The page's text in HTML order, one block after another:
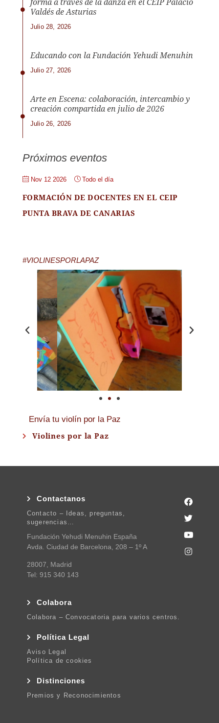
forma a través de la danza en el CEIP Palacio
Valdés de Asturias
Julio 28, 2026
Educando con la Fundación Yehudi Menuhin
Julio 27, 2026
Arte en Escena: colaboración, intercambio y
creación compartida en julio de 2026
Julio 26, 2026
Próximos eventos
Nov 12 2026 Todo el día
FORMACIÓN DE DOCENTES EN EL CEIP
PUNTA BRAVA DE CANARIAS
#VIOLINESPORLAPAZ
Envía tu violín por la Paz
Violines por la Paz
Contactanos
Contacto – Ideas, preguntas,
sugerencias…
Fundación Yehudi Menuhin España
Avda. Ciudad de Barcelona, 208 – 1º A
28007, Madrid
Tel: 915 340 143
Colabora
Colabora – Convocatoria para varios centros.
Política Legal
Aviso Legal
Política de cookies
Distinciones
Premios y Reconocimientos